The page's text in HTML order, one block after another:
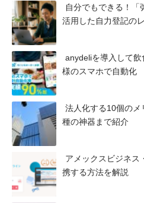
自分でもできる！「
活用した自力登記の
anydeliを導入して
様のスマホで自動化
法人化する10個のメ
種の神器まで紹介
アメックスビジネス
携する方法を解説